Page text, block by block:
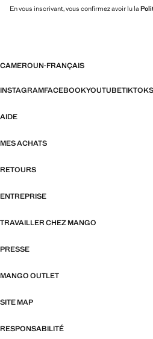
En vous inscrivant, vous confirmez avoir lu la
CAMEROUN·FRANÇAIS
INSTAGRAMFACEBOOKYOUTUBETIKTOK
AIDE
MES ACHATS
RETOURS
ENTREPRISE
TRAVAILLER CHEZ MANGO
PRESSE
MANGO OUTLET
SITE MAP
RESPONSABILITÉ